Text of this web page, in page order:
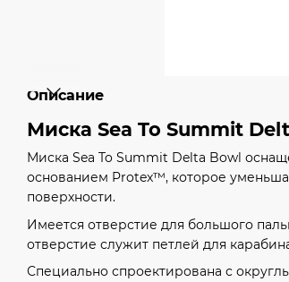
Описание
Миска Sea To Summit
Миска Sea To Summit Delta Bowl
основанием Protex™, которое
поверхности.
Имеется отверстие для большого
отверстие служит петлей для
Специально спроектирована с